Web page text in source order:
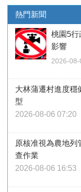
熱門新聞
桃園5
影響
2026-
大林蒲遷村進度
型
2026-08-06 07:20
原核准視為農地
查作業
2026-08-06 16:53